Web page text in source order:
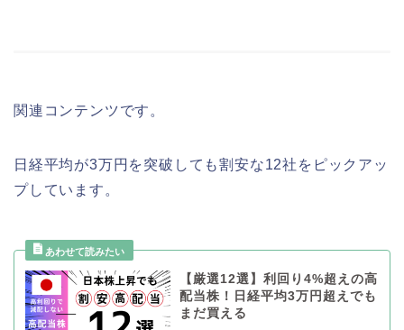
関連コンテンツです。
日経平均が3万円を突破しても割安な12社をピックアッ
プしています。
【厳選12選】利回り4%超えの高
配当株！日経平均3万円超えでも
まだ買える